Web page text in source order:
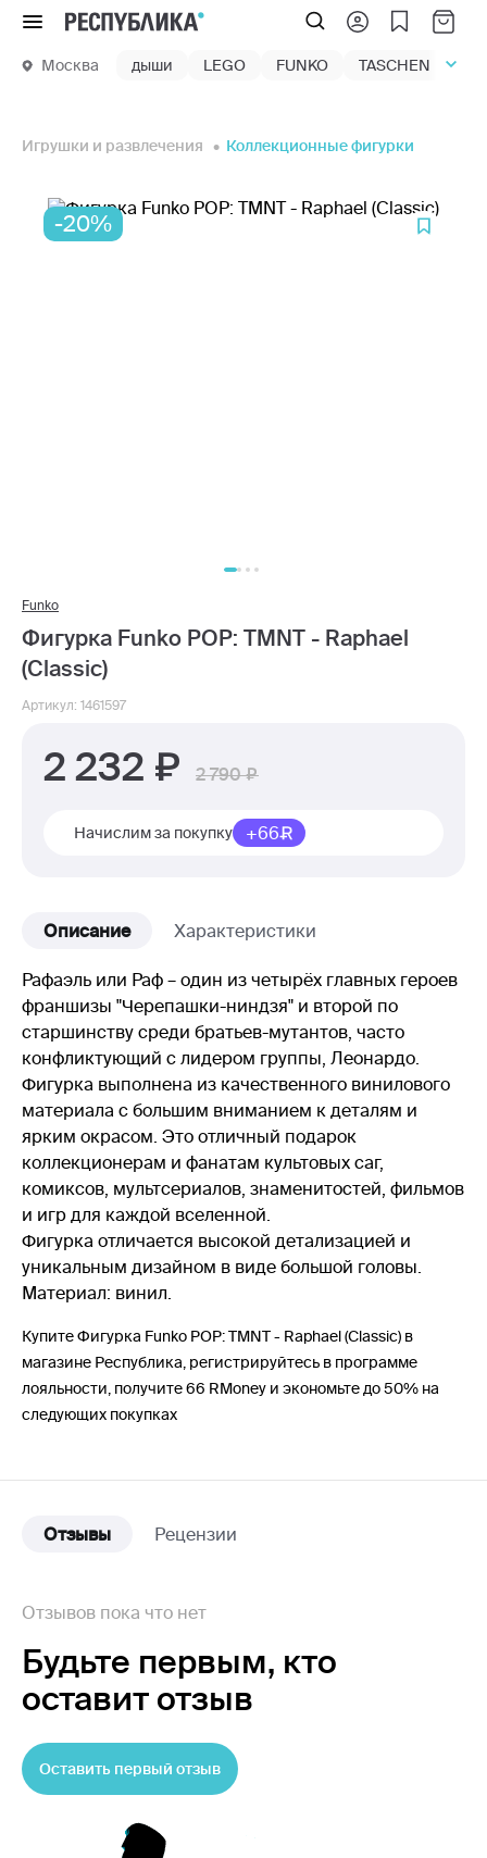
Меню
Москва дыши LEGO FUNKO TASCHEN
Игрушки и развлечения Коллекционные фигурки
-20%
Funko
Фигурка Funko POP: TMNT - Raphael
(Classic)
Артикул: 1461597
2 232 2 790
Начислим за покупку +66
Описание Характеристики
Рафаэль или Раф – один из четырёх главных героев
франшизы "Черепашки-ниндзя" и второй по
старшинству среди братьев-мутантов, часто
конфликтующий с лидером группы, Леонардо.
Фигурка выполнена из качественного винилового
материала с большим вниманием к деталям и
ярким окрасом. Это отличный подарок
коллекционерам и фанатам культовых саг,
комиксов, мультсериалов, знаменитостей, фильмов
и игр для каждой вселенной.
Фигурка отличается высокой детализацией и
уникальным дизайном в виде большой головы.
Материал: винил.
Купите Фигурка Funko POP: TMNT - Raphael (Classic) в
магазине Республика, регистрируйтесь в программе
лояльности, получите 66 RMoney и экономьте до 50% на
следующих покупках
Отзывы Рецензии
Отзывов пока что нет
Будьте первым, кто
оставит отзыв
Оставить первый отзыв